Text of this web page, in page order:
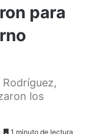
para
los
1 minuto de lectura